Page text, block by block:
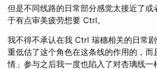
但是不同线路的日常部分感觉太接近了或
于有点审美疲劳想要 Ctrl。
我不得不承认在我 Ctrl 瑞穗相关的日常
重低估了这个角色在这条线的作用的，而
情」参与之后我一度也陷入了对杏璃线一